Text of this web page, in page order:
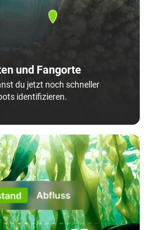
und Fangorte
du jetzt noch schneller
identifizieren.